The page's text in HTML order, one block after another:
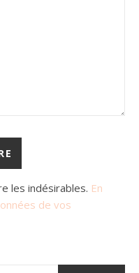
les indésirables. En
de vos